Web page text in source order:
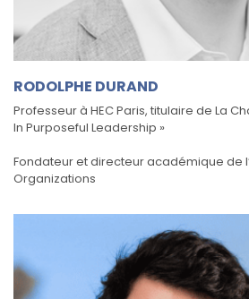
RODOLPHE DURAND
Professeur à HEC Paris, titulaire de La
In Purposeful Leadership »
Fondateur et directeur académique de
Organizations